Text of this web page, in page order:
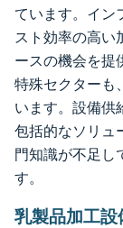
ています。イン
スト効率の高い
ースの機会を提
特殊セクターも
います。設備供
包括的なソリュ
門知識が不足し
す。
乳製品加工